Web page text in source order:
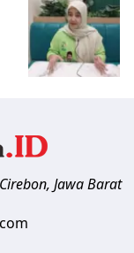
, Jawa Barat